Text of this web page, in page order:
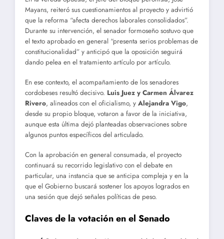
Mayans, reiteró sus cuestionamientos al proyecto y advirtió
que la reforma “afecta derechos laborales consolidados”.
Durante su intervención, el senador formoseño sostuvo que
el texto aprobado en general “presenta serios problemas de
constitucionalidad” y anticipó que la oposición seguirá
dando pelea en el tratamiento artículo por artículo.
En ese contexto, el acompañamiento de los senadores
cordobeses resultó decisivo. Luis Juez y Carmen Álvarez
Rivero, alineados con el oficialismo, y Alejandra Vigo,
desde su propio bloque, votaron a favor de la iniciativa,
aunque esta última dejó planteadas observaciones sobre
algunos puntos específicos del articulado.
Con la aprobación en general consumada, el proyecto
continuará su recorrido legislativo con el debate en
particular, una instancia que se anticipa compleja y en la
que el Gobierno buscará sostener los apoyos logrados en
una sesión que dejó señales políticas de peso.
Claves de la votación en el Senado